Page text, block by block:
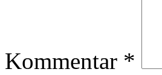
Kommentar *